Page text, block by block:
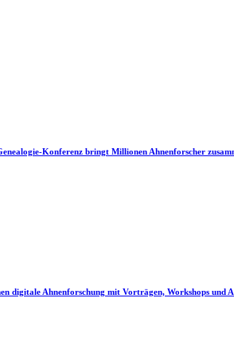
Konferenz bringt Millionen Ahnenforscher
digitale Ahnenforschung mit Vorträgen, Workshops und